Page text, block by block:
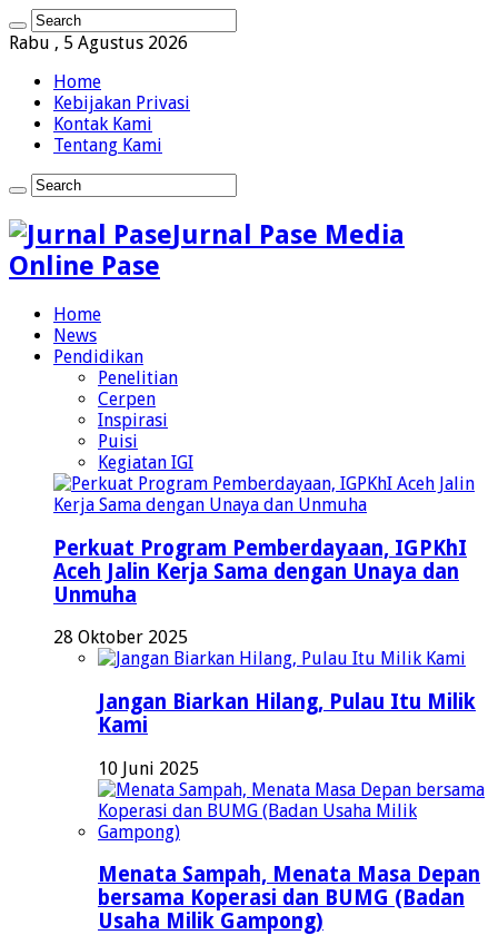
Rabu , 5 Agustus 2026
Home
Kebijakan Privasi
Kontak Kami
Tentang Kami
Jurnal Pase Media
Online Pase
Home
News
Pendidikan
Penelitian
Cerpen
Inspirasi
Puisi
Kegiatan IGI
Perkuat Program Pemberdayaan, IGPKhI
Aceh Jalin Kerja Sama dengan Unaya dan
Unmuha
28 Oktober 2025
Jangan Biarkan Hilang, Pulau Itu Milik
Kami
10 Juni 2025
Menata Sampah, Menata Masa Depan
bersama Koperasi dan BUMG (Badan
Usaha Milik Gampong)